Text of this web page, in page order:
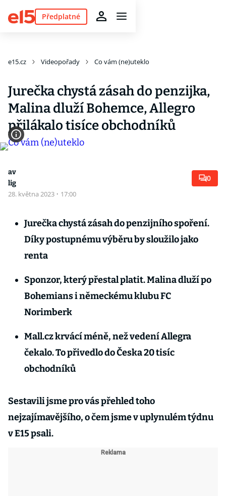
Předplatné
e15.cz Videopořady Co vám (ne)uteklo
Jurečka chystá zásah do penzijka,
Malina dluží Bohemce, Allegro
přilákalo tisíce obchodníků
av
lig
28. května 2023 · 17:00
0
Jurečka chystá zásah do penzijního spoření.
Díky postupnému výběru by sloužilo jako
renta
Sponzor, který přestal platit. Malina dluží po
Bohemians i německému klubu FC
Norimberk
Mall.cz krvácí méně, než vedení Allegra
čekalo. To přivedlo do Česka 20 tisíc
obchodníků
Sestavili jsme pro vás přehled toho
nejzajímavějšího, o čem jsme v uplynulém týdnu
v E15 psali.